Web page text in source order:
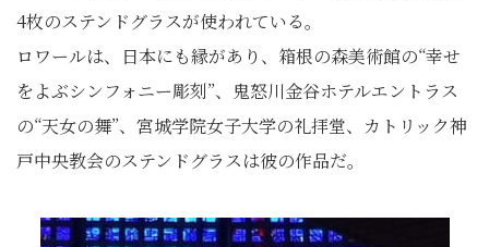
4枚のステンドグラスが使われている。
ロワールは、日本にも縁があり、箱根の森美術館の“幸せ
をよぶシンフォニー彫刻”、鬼怒川金谷ホテルエントラス
の“天女の舞”、宮城学院女子大学の礼拝堂、カトリック神
戸中央教会のステンドグラスは彼の作品だ。